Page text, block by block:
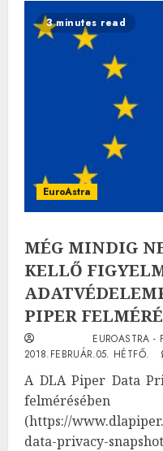
3 minutes read
EuroAstra
MÉG MINDIG
KELLŐ
PIPER
EUROASTRA -
2018.FEBRUÁR.05. HÉTFŐ.
A DLA Piper Data
felmérésében
(https://
data-privacy-